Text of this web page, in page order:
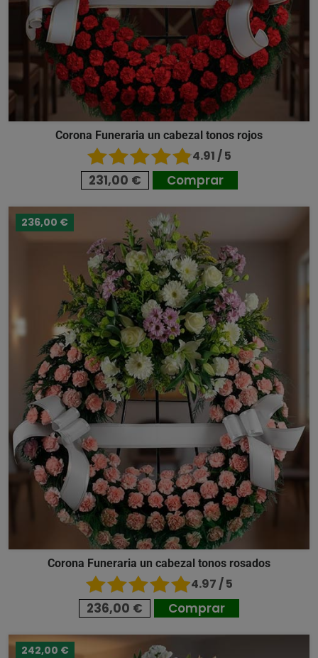
Corona Funeraria un cabezal tonos rojos
4.91 / 5
231,00 € Comprar
236,00 €
Corona Funeraria un cabezal tonos rosados
4.97 / 5
236,00 € Comprar
242,00 €